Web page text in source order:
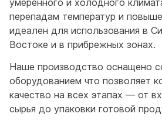
умеренного и холодного
перепадам температур и
идеален для использования в
Востоке и в прибрежных зонах.
Наше производство оснащено
оборудованием что позволяет
качество на всех этапах — от
сырья до упаковки готовой